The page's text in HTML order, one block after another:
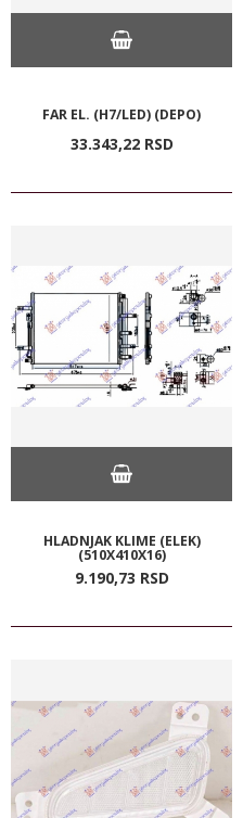
FAR EL. (H7/LED) (DEPO)
33.343,22 RSD
HLADNJAK KLIME (ELEK)
(510X410X16)
9.190,73 RSD